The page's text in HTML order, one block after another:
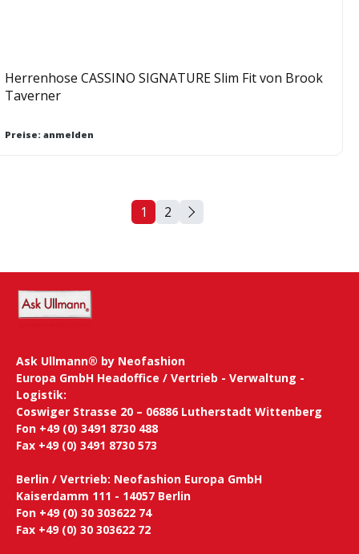
Herrenhose CASSINO SIGNATURE Slim Fit von Brook
Taverner
Preise: anmelden
Seite
1 Seite
2
Ask Ullmann® by Neofashion
Europa GmbH Headoffice / Vertrieb - Verwaltung -
Logistik:
Coswiger Strasse 20 – 06886 Lutherstadt Wittenberg
Fon +49 (0) 3491 8730 488
Fax +49 (0) 3491 8730 573
Berlin / Vertrieb: Neofashion Europa GmbH
Kaiserdamm 111 - 14057 Berlin
Fon +49 (0) 30 303622 74
Fax +49 (0) 30 303622 72